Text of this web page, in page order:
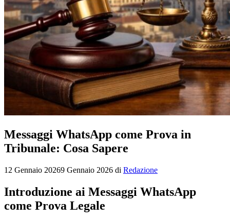
Messaggi WhatsApp come Prova in
Tribunale: Cosa Sapere
12 Gennaio 20269 Gennaio 2026 di Redazione
Introduzione ai Messaggi WhatsApp
come Prova Legale